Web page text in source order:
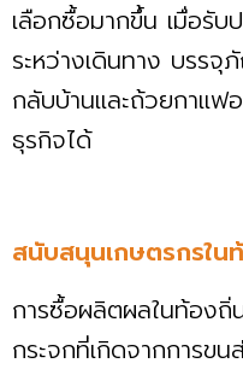
เลือกซื้อมากขึ้น เมื่อรับ
ระหว่างเดินทาง บรรจุ
กลับบ้านและถ้วยกาแฟ
ธุรกิจได้
สนับสนุนเกษตรกรใน
การซื้อผลิตผลในท้องถิ่
กระจกที่เกิดจากการข